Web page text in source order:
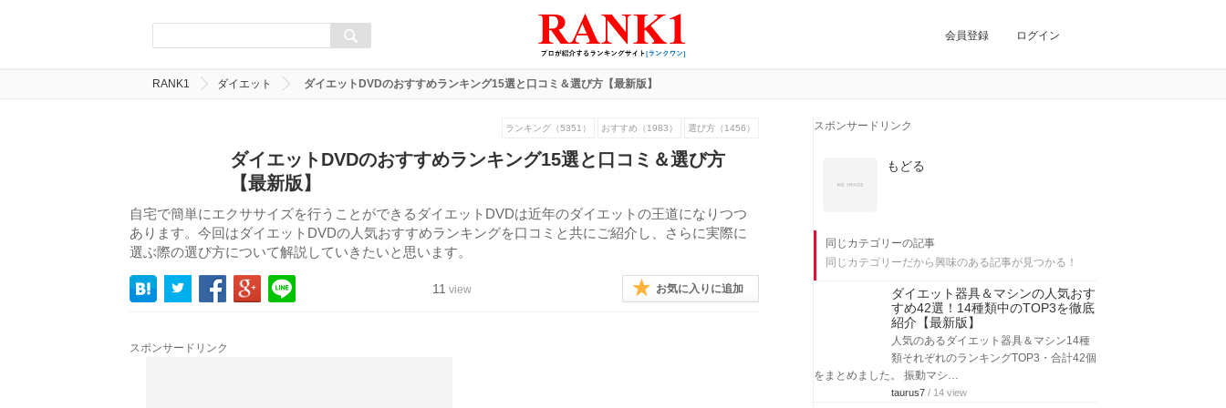
会員登録 ログイン
RANK1 ダイエット ダイエットDVDのおすすめランキング15選と口コミ＆選び方【最新版】
ランキング（5351） おすすめ（1983） 選び方（1456）
ダイエットDVDのおすすめランキング15選と口コミ＆選び方
【最新版】
自宅で簡単にエクササイズを行うことができるダイエットDVDは近年のダイエットの王道になりつつ
あります。今回はダイエットDVDの人気おすすめランキングを口コミと共にご紹介し、さらに実際に
選ぶ際の選び方について解説していきたいと思います。
11 view お気に入りに追加
スポンサードリンク
スポンサードリンク
もどる
同じカテゴリーの記事
同じカテゴリーだから興味のある記事が見つかる！
ダイエット器具＆マシンの人気おす
すめ42選！14種類中のTOP3を徹底
紹介【最新版】
人気のあるダイエット器具＆マシン14種
類それぞれのランキングTOP3・合計42個
をまとめました。 振動マシ…
taurus7 / 14 view